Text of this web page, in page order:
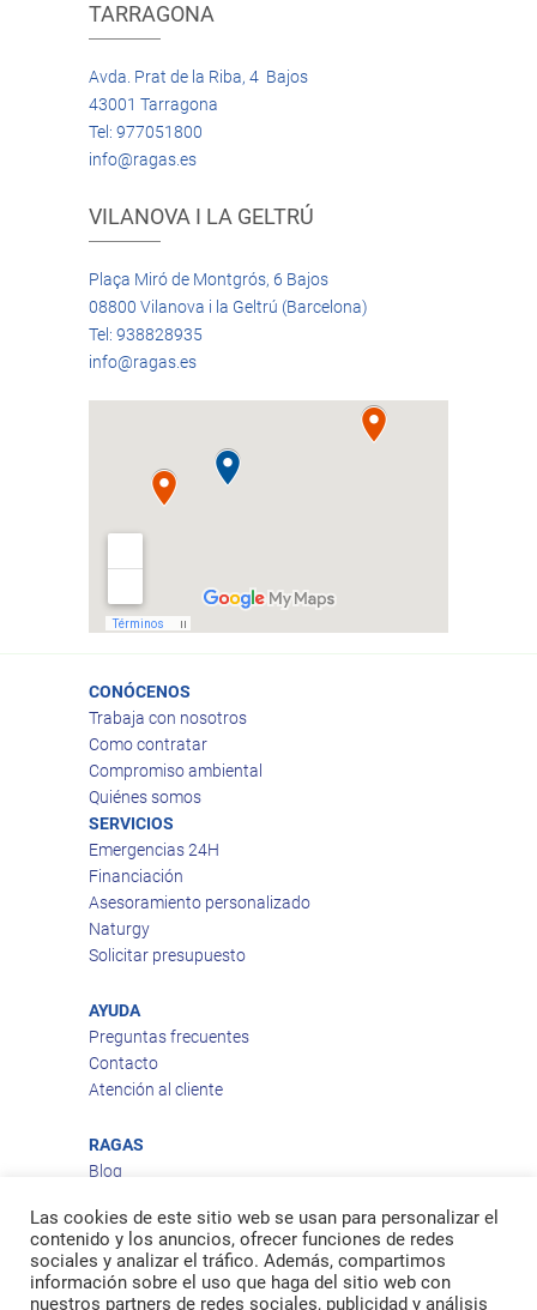
TARRAGONA
Avda. Prat de la Riba, 4 Bajos
43001 Tarragona
Tel: 977051800
info@ragas.es
VILANOVA I LA GELTRÚ
Plaça Miró de Montgrós, 6 Bajos
08800 Vilanova i la Geltrú (Barcelona)
Tel: 938828935
info@ragas.es
CONÓCENOS
Trabaja con nosotros
Como contratar
Compromiso ambiental
Quiénes somos
SERVICIOS
Emergencias 24H
Financiación
Asesoramiento personalizado
Naturgy
Solicitar presupuesto
AYUDA
Preguntas frecuentes
Contacto
Atención al cliente
RAGAS
Blog
Política de privacidad
Política de cookies
Política de envío
Política de devoluciones
Las cookies de este sitio web se usan para personalizar el
contenido y los anuncios, ofrecer funciones de redes
sociales y analizar el tráfico. Además, compartimos
información sobre el uso que haga del sitio web con
nuestros partners de redes sociales, publicidad y análisis